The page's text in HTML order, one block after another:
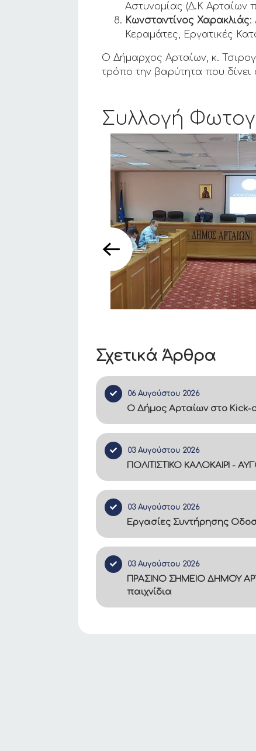
Σχετικά Άρθρα
06 Αυγούστου 2026
Ο Δήμος Αρταίων στο Kick-
03 Αυγούστου 2026
ΠΟΛΙΤΙΣΤΙΚΟ ΚΑΛΟΚΑΙΡΙ -
03 Αυγούστου 2026
Εργασίες Συντήρησης
03 Αυγούστου 2026
ΠΡΑΣΙΝΟ ΣΗΜΕΙΟ ΔΗΜΟΥ
παιχνίδια
Αστυνομίας (Δ.Κ Αρταίων
Κωνσταντίνος Χαρακλιάς:
Κεραμάτες, Εργατικές
Ο Δήμαρχος Αρταίων, κ.
τρόπο την βαρύτητα που
Συλλογή